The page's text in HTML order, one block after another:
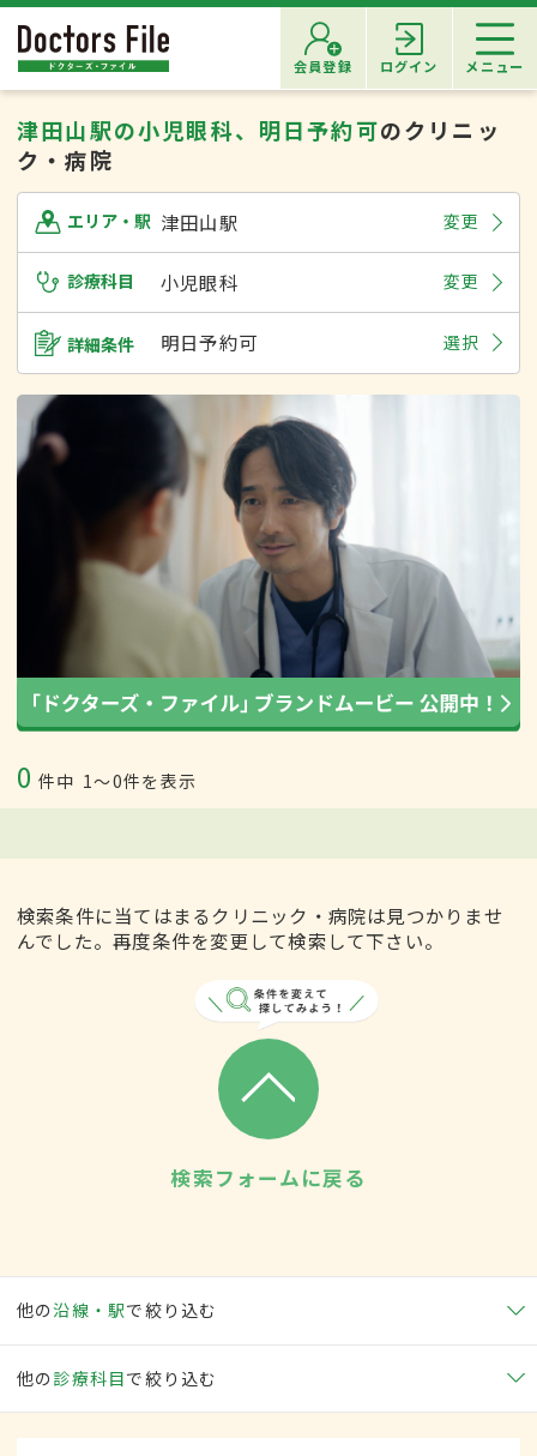
会員登録 ログイン メニュー
津田山駅の小児眼科、明日予約可のクリニッ
ク・病院
エリア・駅 津田山駅 変更
診療科目 小児眼科 変更
詳細条件 明日予約可 選択
0 件中 1〜0件を表示
検索条件に当てはまるクリニック・病院は見つかりませ
んでした。再度条件を変更して検索して下さい。
検索フォームに戻る
他の沿線・駅で絞り込む
他の 診療科目で絞り込む